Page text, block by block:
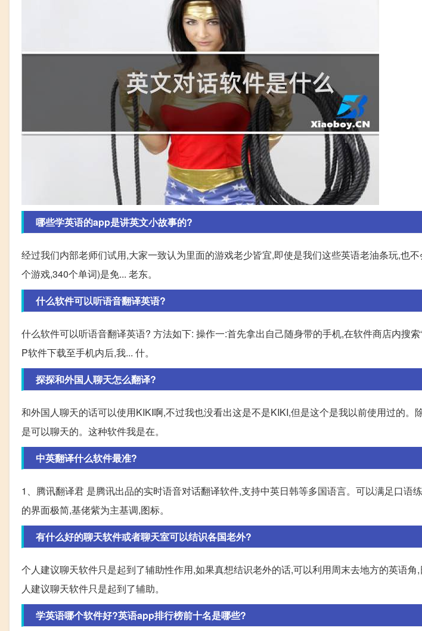
哪些学英语的app是讲英文小故事的?
经过我们内部老师们试用,大家一致认为里面的游戏老少皆宜,即使是我们这些英语老油条玩,也
个游戏,340个单词)是免... 老东。
什么软件可以听语音翻译英语?
什么软件可以听语音翻译英语? 方法如下: 操作一:首先拿出自己随身带的手机,在软件商店内搜
P软件下载至手机内后,我... 什。
探探和外国人聊天怎么翻译?
和外国人聊天的话可以使用KIKI啊,不过我也没看出这是不是KIKI,但是这个是我以前使用过的。
是可以聊天的。这种软件我是在。
中英翻译什么软件最准?
1、腾讯翻译君 是腾讯出品的实时语音对话翻译软件,支持中英日韩等多国语言。可以满足口语
的界面极简,基佬紫为主基调,图标。
有什么好的聊天软件或者聊天室可以结识各国老外?
个人建议聊天软件只是起到了辅助性作用,如果真想结识老外的话,可以利用周末去地方的英语
人建议聊天软件只是起到了辅助。
学英语哪个软件好?英语app排行榜前十名是哪些?